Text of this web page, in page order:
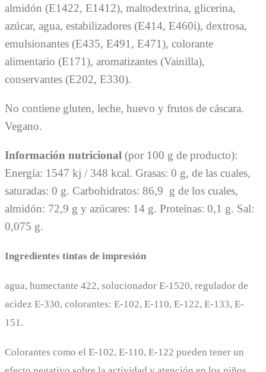
almidón (E1422, E1412), maltodextrina, glicerina,
azúcar, agua, estabilizadores (E414, E460i), dextrosa,
emulsionantes (E435, E491, E471), colorante
alimentario (E171), aromatizantes (Vainilla),
conservantes (E202, E330).
No contiene gluten, leche, huevo y frutos de cáscara.
Vegano.
Información nutricional (por 100 g de producto):
Energía: 1547 kj / 348 kcal. Grasas: 0 g, de las cuales,
saturadas: 0 g. Carbohidratos: 86,9 g de los cuales,
almidón: 72,9 g y azúcares: 14 g. Proteínas: 0,1 g. Sal:
0,075 g.
Ingredientes tintas de impresión
agua, humectante 422, solucionador E-1520, regulador de
acidez E-330, colorantes: E-102, E-110, E-122, E-133, E-
151.
Colorantes como el E-102, E-110, E-122 pueden tener un